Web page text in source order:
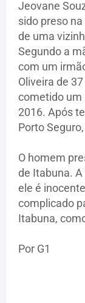
Jeovane
sido preso
de uma
Segundo a
com um
Oliveira de
cometido um
2016. Após
Porto
O homem
de Itabuna.
ele é
complicado
Itabuna,
Por G1